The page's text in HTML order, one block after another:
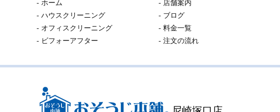
- ホーム
- ハウスクリーニング
- オフィスクリーニング
- ビフォーアフター
- 店舗案内
- ブログ
- 料金一覧
- 注文の流れ